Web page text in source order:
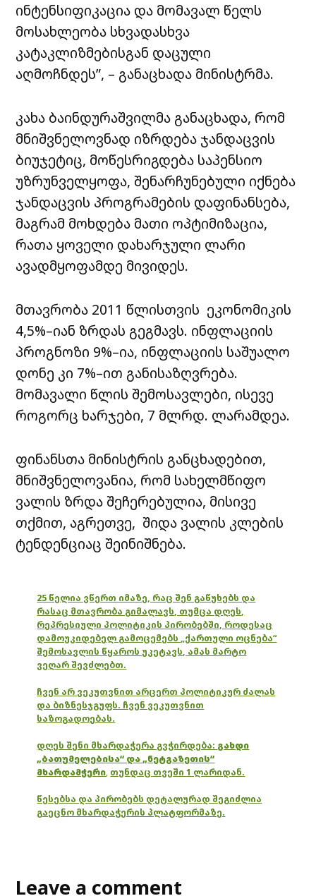
ინტენსიფიკაცია და მომავალ წელს
მოსახლეობა სხვადასხვა
კატაკლიზმებისგან დაცული
აღმოჩნდეს”, – განაცხადა მინისტრმა.
კახა ბაინდურაშვილმა განაცხადა, რომ
მნიშვნელოვნად იზრდება ჯანდაცვის
ბიუჯეტიც, მოწესრიგდება საპენსიო
უზრუნველყოფა, შენარჩუნებული იქნება
ჯანდაცვის პროგრამების დაფინანსება,
მაგრამ მოხდება მათი ოპტიმიზაცია,
რათა ყოველი დახარჯული ლარი
ავადმყოფამდე მივიდეს.
მთავრობა 2011 წლისთვის ეკონომიკის
4,5%–იან ზრდას გეგმავს. ინფლაციის
პროგნოზი 9%–ია, ინფლაციის საშუალო
დონე კი 7%–ით განისაზღვრება.
მომავალი წლის შემოსავლები, ისევე
როგორც ხარჯები, 7 მლრდ. ლარამდეა.
ფინანსთა მინისტრის განცხადებით,
მნიშვნელოვანია, რომ სახელმწიფო
ვალის ზრდა შეჩერებულია, მისივე
თქმით, აგრეთვე, შიდა ვალის კლების
ტენდენციაც შეინიშნება.
25 წელია ვწერთ იმაზე, რაც შენ გაწუხებს და
რასაც მთავრობა გიმალავს, თუმცა დღეს,
რეპრესიული პოლიტიკის პირობებში, როდესაც
დამოუკიდებელ გამოცემებს „ქართული ოცნება“
შემოსავლის წყაროს უკეტავს, ამას მარტო
ვეღარ შევძლებთ.
ჩვენ არ ვეკუთვნით არცერთ პოლიტიკურ ძალას
და ბიზნესჯგუფს. ჩვენ ვეკუთვნით
საზოგადოებას.
დღეს შენი მხარდაჭერა გვჭირდება: გახდი
„ბათუმელებისა“ და „ნეტგაზეთის“
მხარდამჭერი, თუნდაც თვეში 1 ლარიდან.
წესებსა და პირობებს დეტალურად შეგიძლია
გაეცნო მხარდაჭერის პლატფორმაზე.
Leave a comment